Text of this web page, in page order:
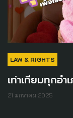
LAW & RIGHTS
เท่าเทียมทุกอำ
21 มกราคม 2025